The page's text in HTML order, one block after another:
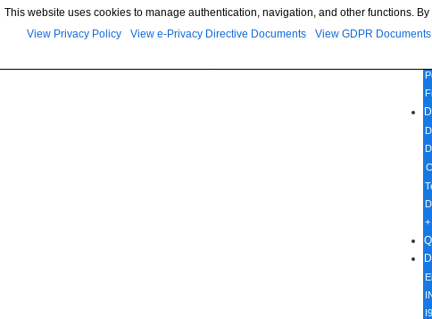
+
This website uses cookies to manage authentication, navigation, and other functions.
View Privacy Policy
View e-Privacy Directive Documents View GDPR Documents